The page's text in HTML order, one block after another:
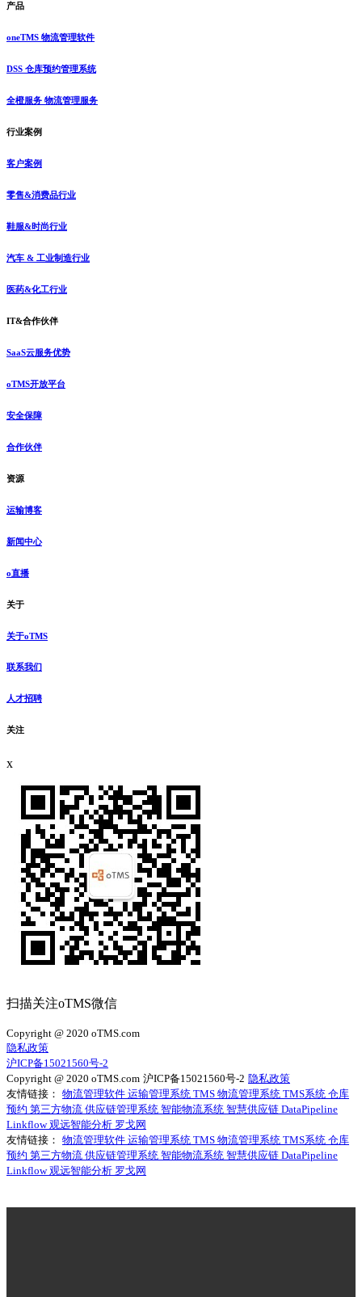
产品
oneTMS 物流管理软件
DSS 仓库预约管理系统
全橙服务 物流管理服务
行业案例
客户案例
零售&消费品行业
鞋服&时尚行业
汽车 & 工业制造行业
医药&化工行业
IT&合作伙伴
SaaS云服务优势
oTMS开放平台
安全保障
合作伙伴
资源
运输博客
新闻中心
o直播
关于
关于oTMS
联系我们
人才招聘
关注
x
扫描关注oTMS微信
Copyright @ 2020 oTMS.com
隐私政策
沪ICP备15021560号-2
Copyright @ 2020 oTMS.com 沪ICP备15021560号-2 隐私政策
友情链接： 物流管理软件 运输管理系统 TMS 物流管理系统 TMS系统 仓库
预约 第三方物流 供应链管理系统 智能物流系统 智慧供应链 DataPipeline
Linkflow观远智能分析 罗戈网
友情链接： 物流管理软件 运输管理系统 TMS 物流管理系统 TMS系统 仓库
预约 第三方物流 供应链管理系统 智能物流系统 智慧供应链 DataPipeline
Linkflow观远智能分析 罗戈网